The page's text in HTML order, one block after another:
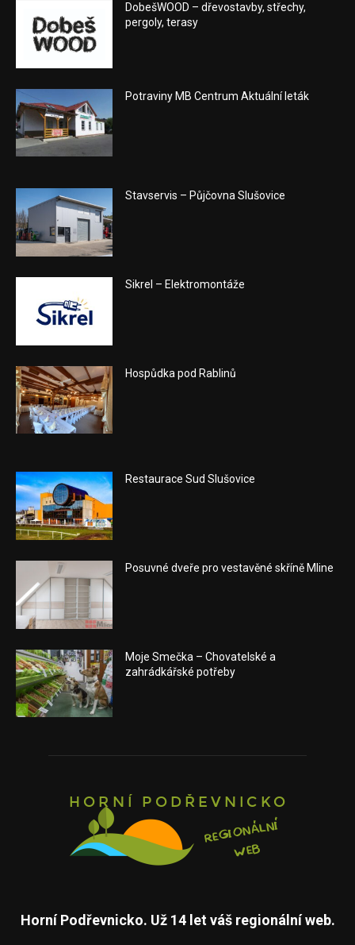
DobešWOOD – dřevostavby, střechy,
pergoly, terasy
Potraviny MB Centrum Aktuální leták
Stavservis – Půjčovna Slušovice
Sikrel – Elektromontáže
Hospůdka pod Rablinů
Restaurace Sud Slušovice
Posuvné dveře pro vestavěné skříně Mline
Moje Smečka – Chovatelské a
zahrádkářské potřeby
Horní Podřevnicko. Už 14 let váš regionální web.